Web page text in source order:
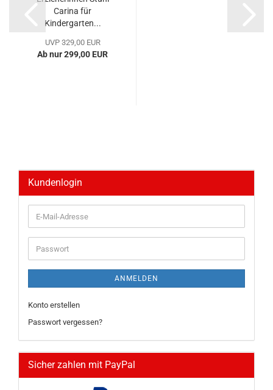
Carina für
Kindergarten...
UVP 329,00 EUR
Ab nur 299,00 EUR
Kundenlogin
E-
Mail-
Adresse
Passwort
ANMELDEN
Konto erstellen
Passwort vergessen?
Sicher zahlen mit PayPal